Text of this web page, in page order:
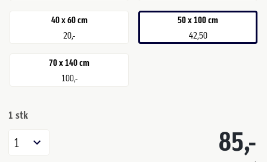
40 x 60 cm
20,-
50 x 100 cm
42,50
70 x 140 cm
100,-
1 stk
85,-
1